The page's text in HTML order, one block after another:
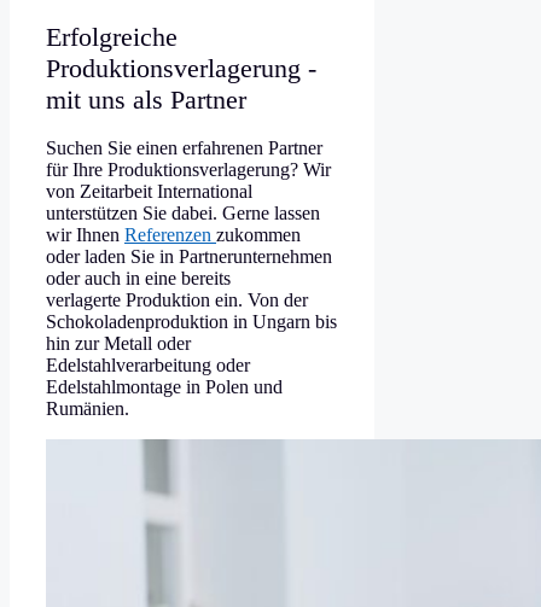
Erfolgreiche
Produktionsverlagerung -
mit uns als Partner
Suchen Sie einen erfahrenen Partner
für Ihre Produktionsverlagerung? Wir
von Zeitarbeit International
unterstützen Sie dabei. Gerne lassen
wir Ihnen Referenzen zukommen
oder laden Sie in Partnerunternehmen
oder auch in eine bereits
verlagerte Produktion ein. Von der
Schokoladenproduktion in Ungarn bis
hin zur Metall oder
Edelstahlverarbeitung oder
Edelstahlmontage in Polen und
Rumänien.